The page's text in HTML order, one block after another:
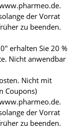
der Vorrat
zu beenden.
erhalten Sie 20 %
Nicht anwendbar
Nicht mit
Coupons)
der Vorrat
zu beenden.